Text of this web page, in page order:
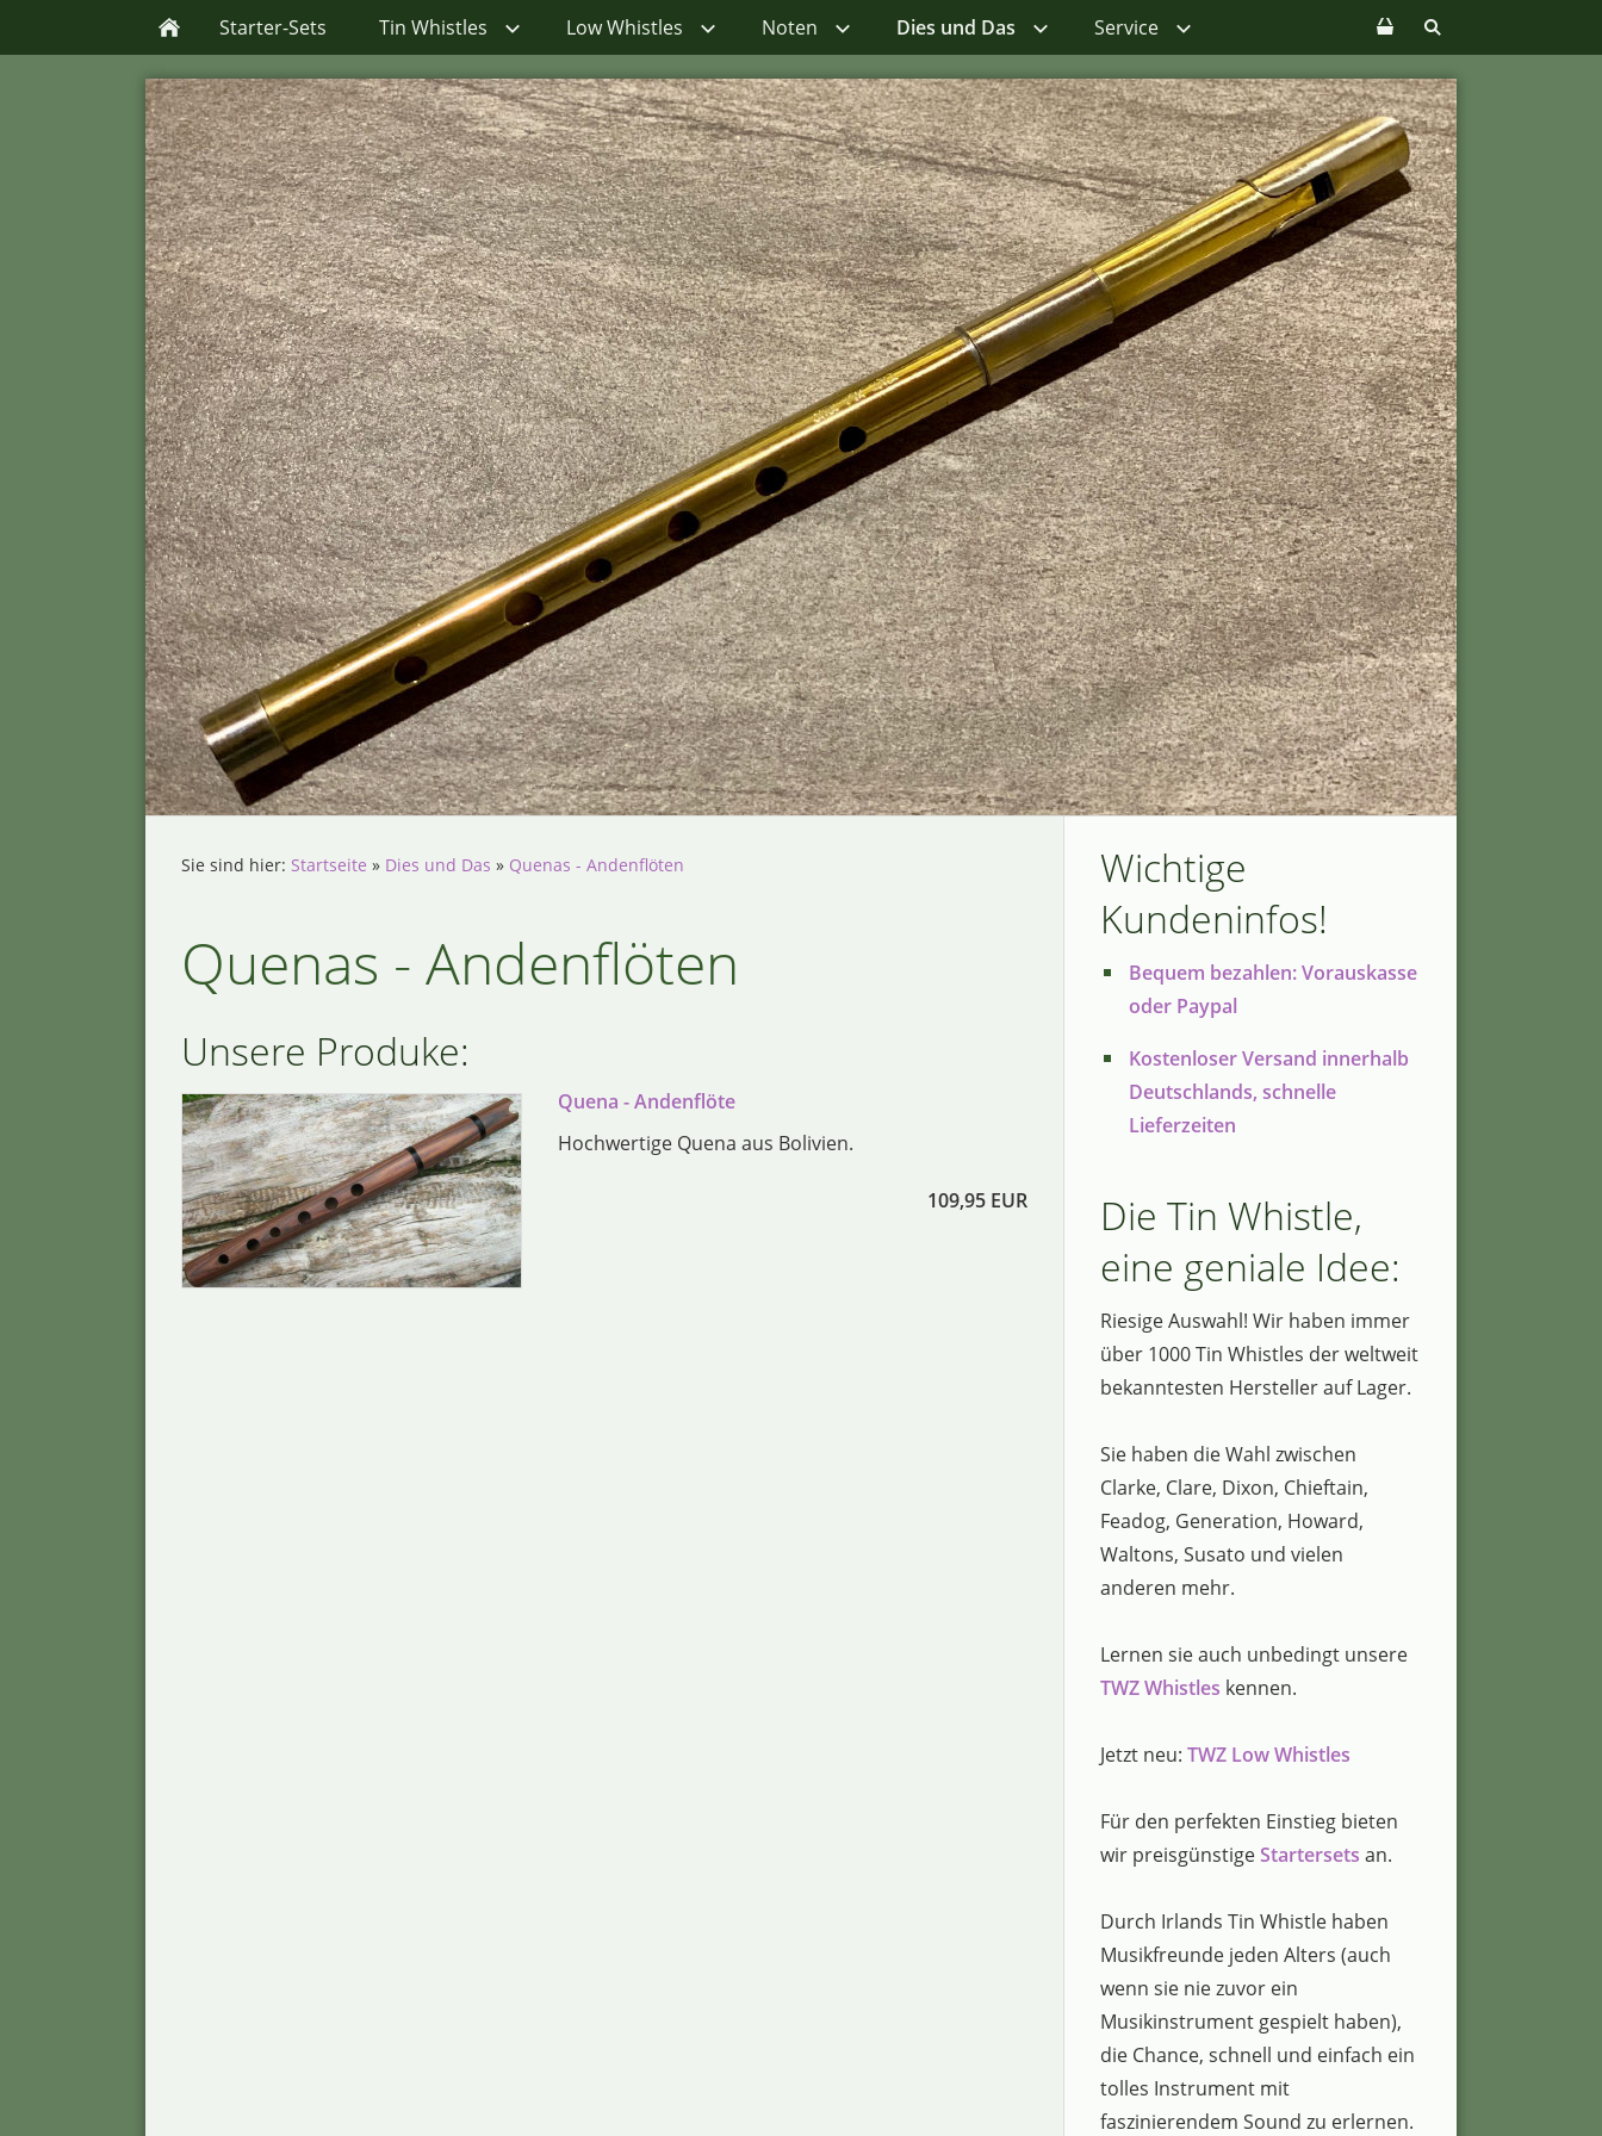
Starter-Sets Tin Whistles Low Whistles Noten Dies und Das Service
Sie sind hier: Startseite » Dies und Das » Quenas - Andenflöten
Quenas - Andenflöten
Unsere Produke:
Quena - Andenflöte
Hochwertige Quena aus Bolivien.
109,95 EUR
Wichtige
Kundeninfos!
Bequem bezahlen: Vorauskasse
oder Paypal
Kostenloser Versand innerhalb
Deutschlands, schnelle
Lieferzeiten
Die Tin Whistle,
eine geniale Idee:
Riesige Auswahl! Wir haben immer
über 1000 Tin Whistles der weltweit
bekanntesten Hersteller auf Lager.
Sie haben die Wahl zwischen
Clarke, Clare, Dixon, Chieftain,
Feadog, Generation, Howard,
Waltons, Susato und vielen
anderen mehr.
Lernen sie auch unbedingt unsere
TWZ Whistles kennen.
Jetzt neu: TWZ Low Whistles
Für den perfekten Einstieg bieten
wir preisgünstigeStartersets an.
Durch Irlands Tin Whistle haben
Musikfreunde jeden Alters (auch
wenn sie nie zuvor ein
Musikinstrument gespielt haben),
die Chance, schnell und einfach ein
tolles Instrument mit
faszinierendem Sound zu erlernen.